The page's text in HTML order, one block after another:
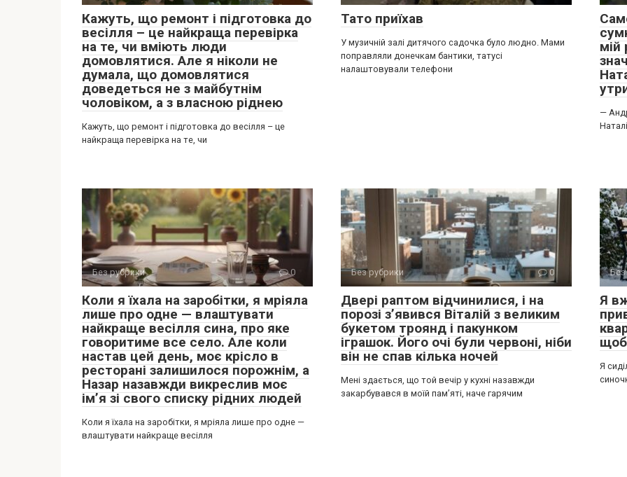
Кажуть, що ремонт і підготовка до
весілля – це найкраща перевірка
на те, чи вміють люди
домовлятися. Але я ніколи не
думала, що домовлятися
доведеться не з майбутнім
чоловіком, а з власною ріднею
Кажуть, що ремонт і підготовка до весілля – це
найкраща перевірка на те, чи
Тато приїхав
У музичній залі дитячого садочка було людно. Мами
поправляли донечкам бантики, татусі
налаштовували телефони
мій
—
Без рубрики 0
Коли я їхала на заробітки, я мріяла
лише про одне — влаштувати
найкраще весілля сина, про яке
говоритиме все село. Але коли
настав цей день, моє крісло в
ресторані залишилося порожнім, а
Назар назавжди викреслив моє
ім’я зі свого списку рідних людей
Коли я їхала на заробітки, я мріяла лише про одне —
влаштувати найкраще весілля
Без рубрики 0
Двері раптом відчинилися, і на
порозі з’явився Віталій з великим
букетом троянд і пакунком
іграшок. Його очі були червоні, ніби
він не спав кілька ночей
Мені здається, що той вечір у кухні назавжди
закарбувався в моїй пам’яті, наче гарячим
Без
Я
щоб
Я